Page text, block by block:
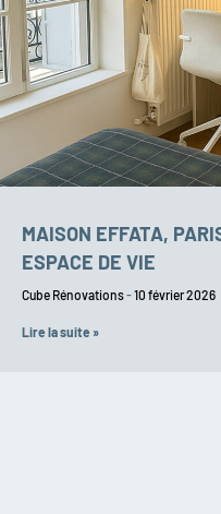
MAISON EFFATA,
ESPACE DE VIE
Cube Rénovations 10 février 2026
Lire la suite »